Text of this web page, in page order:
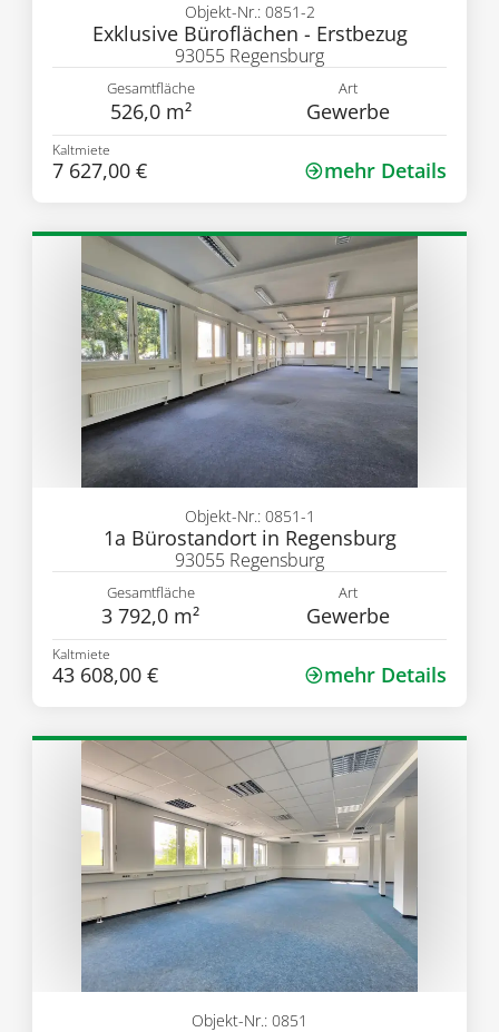
Exklusive Büroflächen - Erstbezug
Objekt-Nr.: 0851-2
93055 Regensburg
Gesamtfläche
526,0 m²
Art
Gewerbe
Kaltmiete
7 627,00 € mehr Details
1a Bürostandort in Regensburg
Objekt-Nr.: 0851-1
93055 Regensburg
Gesamtfläche
3 792,0 m²
Art
Gewerbe
Kaltmiete
43 608,00 € mehr Details
Objekt-Nr.: 0851